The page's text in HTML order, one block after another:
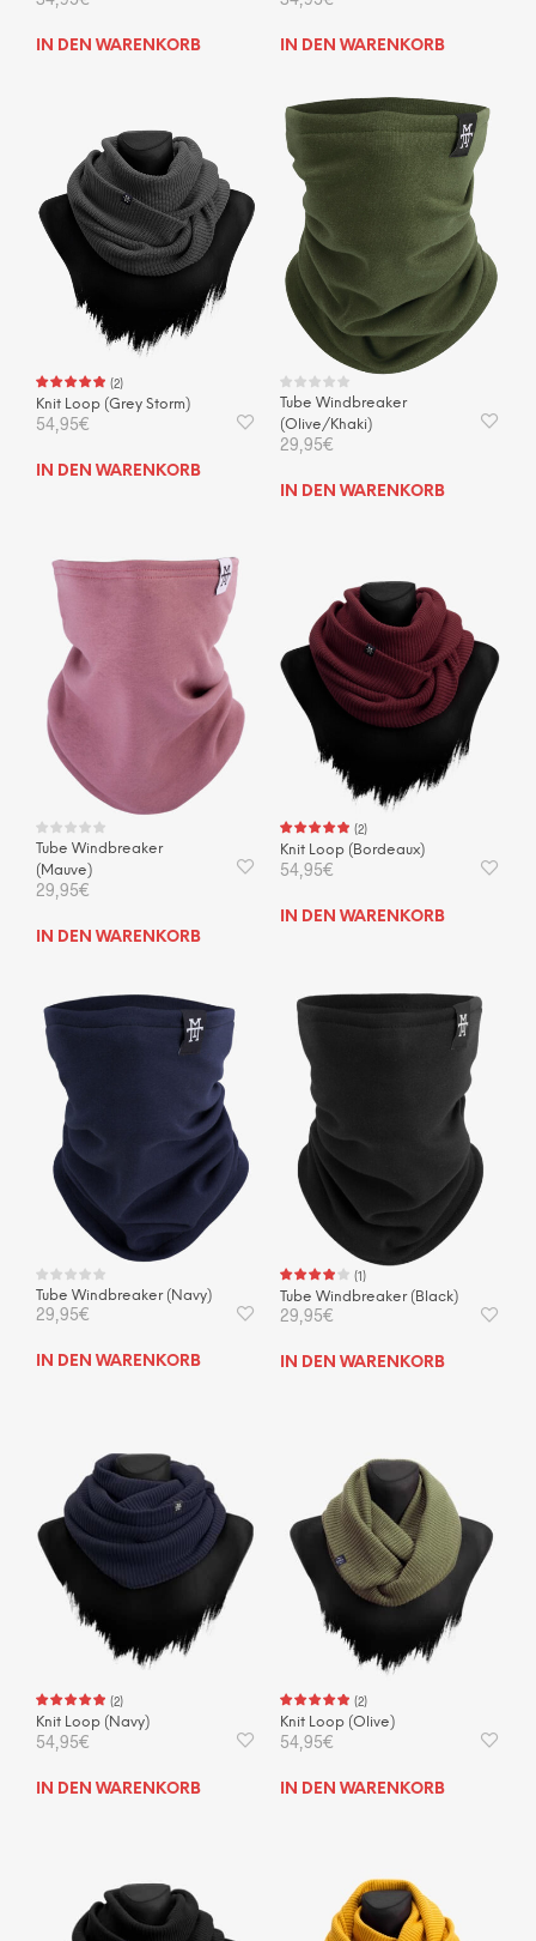
IN DEN WARENKORB IN DEN WARENKORB
(2)
Knit Loop (Grey Storm)
54,95€
IN DEN WARENKORB
Tube Windbreaker
(Olive/Khaki)
29,95€
IN DEN WARENKORB
Tube Windbreaker
(Mauve)
29,95€
IN DEN WARENKORB
(2)
Knit Loop (Bordeaux)
54,95€
IN DEN WARENKORB
Tube Windbreaker (Navy)
29,95€
IN DEN WARENKORB
(1)
Tube Windbreaker (Black)
29,95€
IN DEN WARENKORB
(2)
Knit Loop (Navy)
54,95€
IN DEN WARENKORB
(2)
Knit Loop (Olive)
54,95€
IN DEN WARENKORB